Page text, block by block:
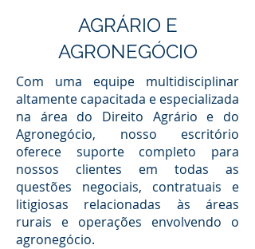
AGRÁRIO E
AGRONEGÓCIO
Com uma equipe multidisciplinar
altamente capacitada e especializada
na área do Direito Agrário e do
Agronegócio, nosso escritório
oferece suporte completo para
nossos clientes em todas as
questões negociais, contratuais e
litigiosas relacionadas às áreas
rurais e operações envolvendo o
agronegócio.